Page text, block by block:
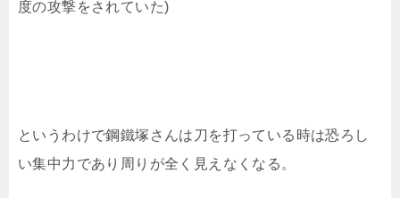
度の攻撃をされていた)
というわけで鋼鐵塚さんは刀を打っている時は恐ろし
い集中力であり周りが全く見えなくなる。